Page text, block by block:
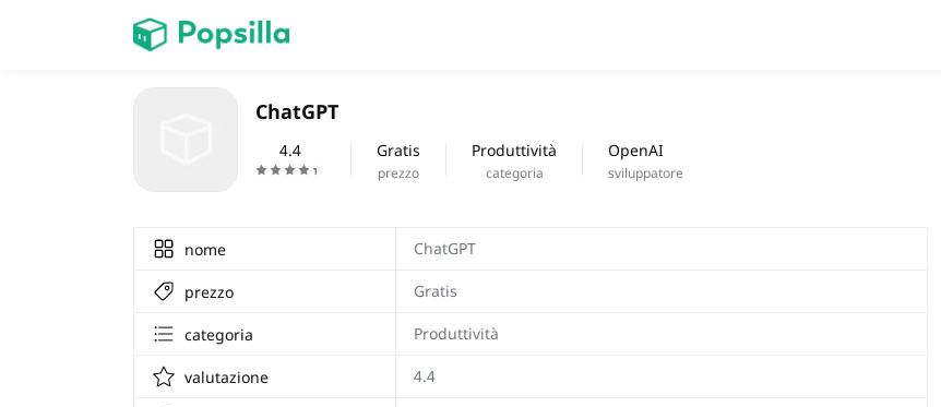
ChatGPT
4.4 Gratis
prezzo
Produttività
categoria
OpenAI
sviluppatore
nome ChatGPT
prezzo Gratis
categoria Produttività
valutazione 4.4